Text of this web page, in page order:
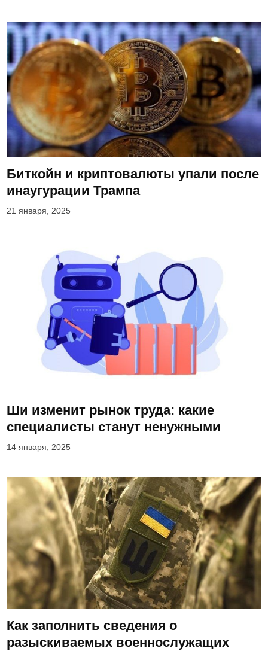
Биткойн и криптовалюты упали после
инаугурации Трампа
21 января, 2025
Ши изменит рынок труда: какие
специалисты станут ненужными
14 января, 2025
Как заполнить сведения о
разыскиваемых военнослужащих